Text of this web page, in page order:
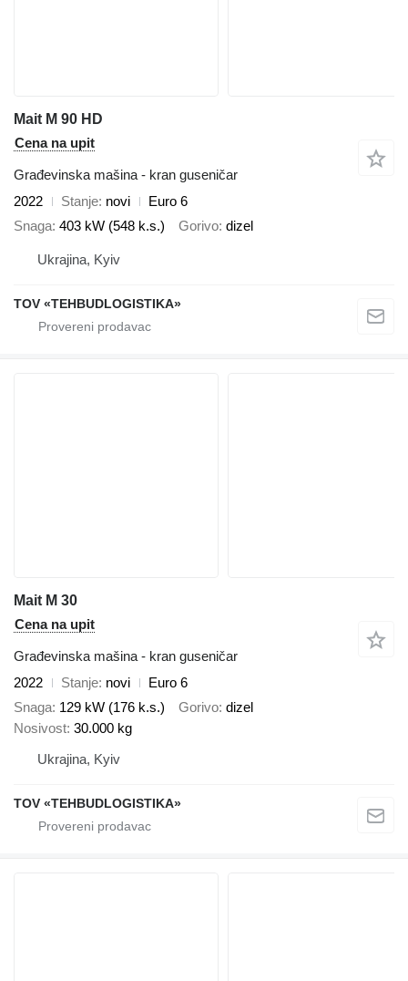
Mait M 90 HD
Cena na upit
Građevinska mašina - kran guseničar
2022
Stanje novi
Euro 6
Snaga 403 kW (548 k.s.) Gorivo dizel
Ukrajina, Kyiv
TOV «TEHBUDLOGISTIKA»
Mait M 30
Cena na upit
Građevinska mašina - kran guseničar
2022
Stanje novi
Euro 6
Snaga 129 kW (176 k.s.) Gorivo dizel
Nosivost 30.000 kg
Ukrajina, Kyiv
TOV «TEHBUDLOGISTIKA»